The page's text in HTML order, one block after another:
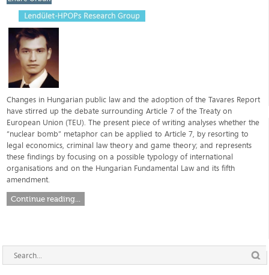
Changes in Hungarian public law and the adoption of the Tavares Report
have stirred up the debate surrounding Article 7 of the Treaty on
European Union (TEU). The present piece of writing analyses whether the
“nuclear bomb” metaphor can be applied to Article 7, by resorting to
legal economics, criminal law theory and game theory; and represents
these findings by focusing on a possible typology of international
organisations and on the Hungarian Fundamental Law and its fifth
amendment.
Continue reading...